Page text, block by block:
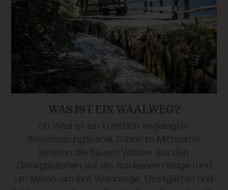
WAS IST EIN WAALWEG?
Ein Waal ist ein künstlich angelegter
Bewässerungskanal. Schon im Mittelalter
leiteten die Bauern Wasser aus den
Gebirgsbächen auf die trockenen Hänge rund
um Meran, um ihre Weinberge, Obstgärten und